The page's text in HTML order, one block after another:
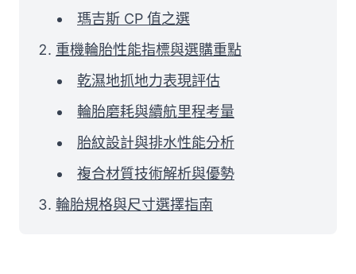
瑪吉斯 CP 值之選
重機輪胎性能指標與選購重點
乾濕地抓地力表現評估
輪胎磨耗與續航里程考量
胎紋設計與排水性能分析
複合材質技術解析與優勢
輪胎規格與尺寸選擇指南